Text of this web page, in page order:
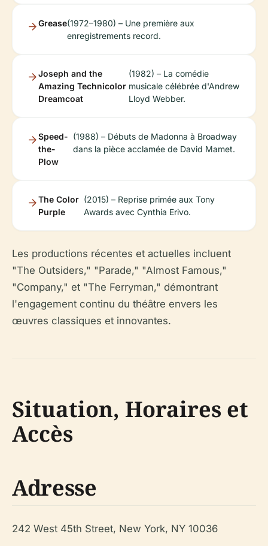
Grease(1972–1980) – Une première aux
enregistrements record.
Joseph and the
Amazing Technicolor
Dreamcoat
(1982) – La comédie
musicale célébrée d'Andrew
Lloyd Webber.
Speed-
the-
Plow
(1988) – Débuts de Madonna à Broadway
dans la pièce acclamée de David Mamet.
The Color
Purple
(2015) – Reprise primée aux Tony
Awards avec Cynthia Erivo.
Les productions récentes et actuelles incluent
"The Outsiders," "Parade," "Almost Famous,"
"Company," et "The Ferryman," démontrant
l'engagement continu du théâtre envers les
œuvres classiques et innovantes.
Situation, Horaires et
Accès
Adresse
242 West 45th Street, New York, NY 10036